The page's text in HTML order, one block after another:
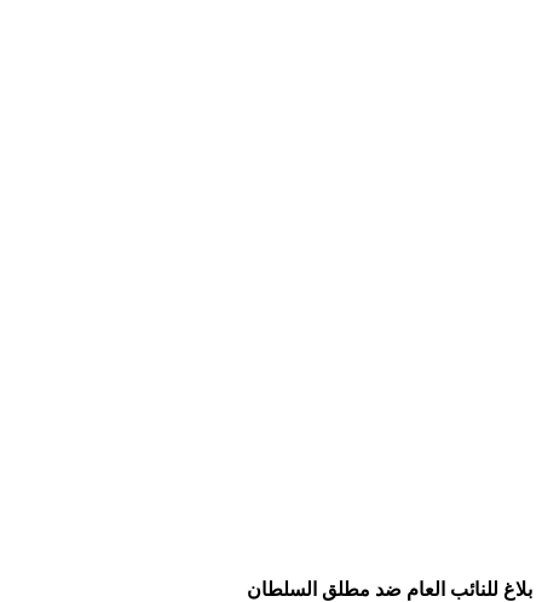
بلاغ للنائب العام ضد مطلق السلطان